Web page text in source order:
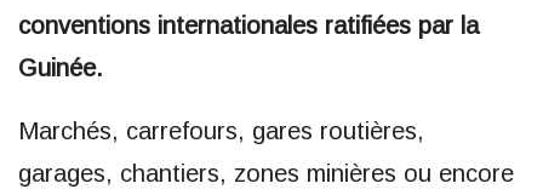
conventions internationales ratifiées par la
Guinée.
Marchés, carrefours, gares routières,
garages, chantiers, zones minières ou encore